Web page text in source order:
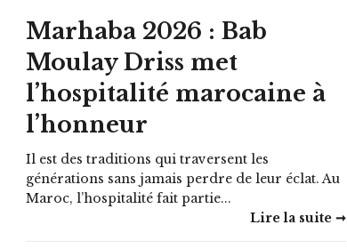
Marhaba 2026 : Bab
Moulay Driss met
l’hospitalité marocaine à
l’honneur
Il est des traditions qui traversent les
générations sans jamais perdre de leur éclat. Au
Maroc, l’hospitalité fait partie...
Lire la suite ➞